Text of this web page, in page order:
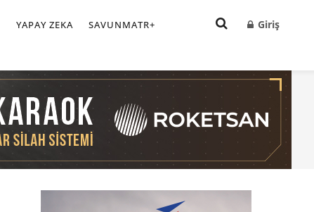
YAPAY ZEKA SAVUNMATR+ Giriş